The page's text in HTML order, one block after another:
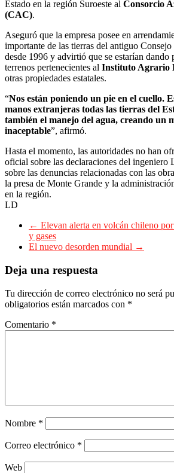
Estado en la región Suroeste al Consorcio
(CAC).
Aseguró que la empresa posee en
importante de las tierras del antiguo
desde 1996 y advirtió que se estarían dando
terrenos pertenecientes al Instituto Agrario
otras propiedades estatales.
“Nos están poniendo un pie en el cuello.
manos extranjeras todas las tierras del
también el manejo del agua, creando un
inaceptable”, afirmó.
Hasta el momento, las autoridades no han
oficial sobre las declaraciones del ingeniero
sobre las denuncias relacionadas con las
la presa de Monte Grande y la
en la región.
LD
← Elevan alerta en volcán chileno
y gases
El nuevo desorden mundial →
Deja una respuesta
Tu dirección de correo electrónico no será
obligatorios están marcados con *
Comentario *
Nombre *
Correo electrónico *
Web